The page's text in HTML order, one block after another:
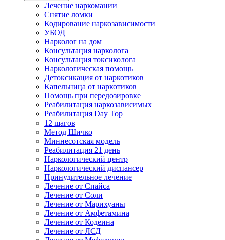
Лечение наркомании
Снятие ломки
Кодирование наркозависимости
УБОД
Нарколог на дом
Консультация нарколога
Консультация токсиколога
Наркологическая помощь
Детоксикация от наркотиков
Капельница от наркотиков
Помощь при передозировке
Реабилитация наркозависимых
Реабилитация Day Top
12 шагов
Метод Шичко
Миннесотская модель
Реабилитация 21 день
Наркологический центр
Наркологический диспансер
Принудительное лечение
Лечение от Спайса
Лечение от Соли
Лечение от Марихуаны
Лечение от Амфетамина
Лечение от Кодеина
Лечение от ЛСД